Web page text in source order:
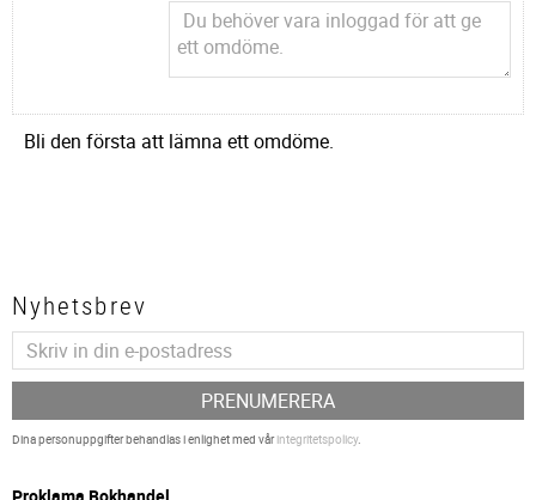
Bli den första att lämna ett omdöme.
Nyhetsbrev
PRENUMERERA
Dina personuppgifter behandlas i enlighet med vårintegritetspolicy.